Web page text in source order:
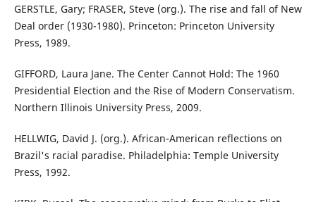
GERSTLE, Gary; FRASER, Steve (org.). The rise and fall of New
Deal order (1930-1980). Princeton: Princeton University
Press, 1989.
GIFFORD, Laura Jane. The Center Cannot Hold: The 1960
Presidential Election and the Rise of Modern Conservatism.
Northern Illinois University Press, 2009.
HELLWIG, David J. (org.). African-American reflections on
Brazil's racial paradise. Philadelphia: Temple University
Press, 1992.